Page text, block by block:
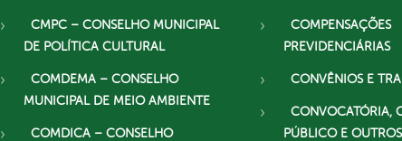
CMPC – CONSELHO MUNICIPAL
DE POLÍTICA CULTURAL
COMDEMA – CONSELHO
MUNICIPAL DE MEIO AMBIENTE
COMDICA – CONSELHO
COMPENSAÇÕES
PREVIDENCIÁRIAS
CONVÊNIOS E
CONVOCATÓRIA,
PÚBLICO E OUTROS